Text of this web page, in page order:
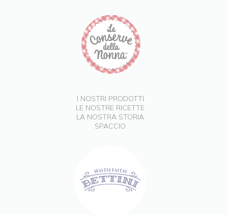
I NOSTRI PRODOTTI
LE NOSTRE RICETTE
LA NOSTRA STORIA
SPACCIO